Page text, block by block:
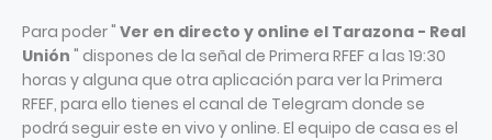
Para poder " Ver en directo y online el Tarazona - Real
Unión " dispones de la señal de Primera RFEF a las 19:30
horas y alguna que otra aplicación para ver la Primera
RFEF, para ello tienes el canal de Telegram donde se
podrá seguir este en vivo y online. El equipo de casa es el